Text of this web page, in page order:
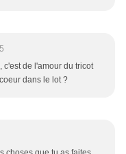
c'est de l'amour du tricot
dans le lot ?